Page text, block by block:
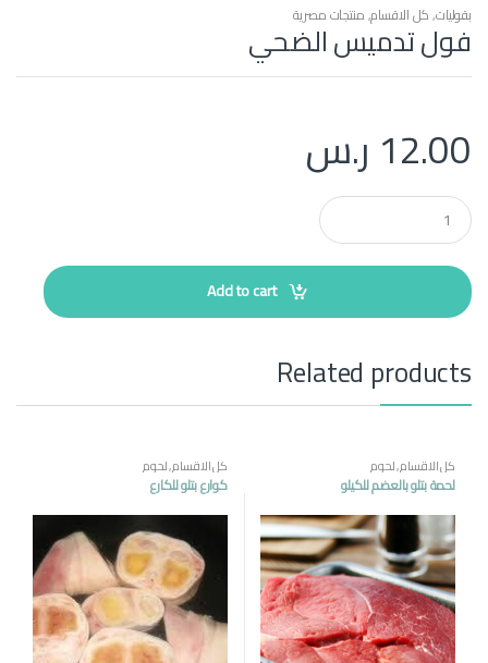
بقوليات,كل الاقسام,منتجات مصرية
فول تدميس الضحي
12.00 ر.س
Q
u
a
t
i
Add to cart
Related products
كل الاقسام,لحوم
لحمة بتلو بالعضم للكيلو
كل الاقسام,لحوم
كوارع بتلو للكارع